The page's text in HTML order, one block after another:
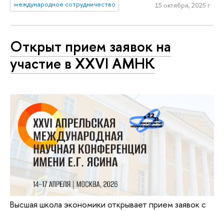
международное сотрудничество 15 октября, 2025 г.
Открыт прием заявок на
участие в XXVI АМНК
Высшая школа экономики открывает прием заявок с